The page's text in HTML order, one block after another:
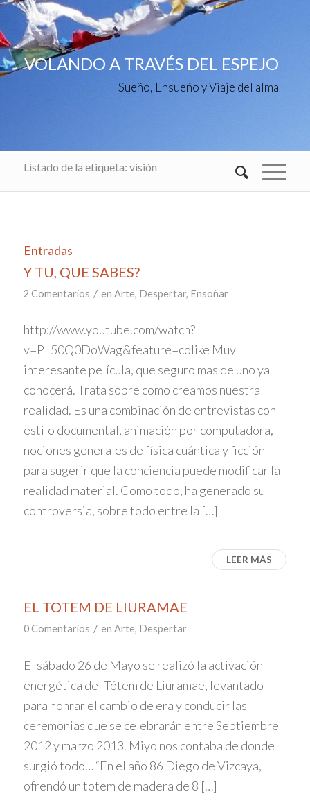
VOLANDO A TRAVÉS DEL ESPEJO
Sueño, Ensueño y Viaje del alma
Listado de la etiqueta: visión
Entradas
Y TU, QUE SABES?
2 Comentarios / en Arte, Despertar, Ensoñar
http://www.youtube.com/watch?
v=PL50Q0DoWag&feature=colike Muy
interesante película, que seguro mas de uno ya
conocerá. Trata sobre como creamos nuestra
realidad. Es una combinación de entrevistas con
estilo documental, animación por computadora,
nociones generales de física cuántica y ficción
para sugerir que la conciencia puede modificar la
realidad material. Como todo, ha generado su
controversia, sobre todo entre la […]
LEER MÁS
EL TOTEM DE LIURAMAE
0 Comentarios / en Arte, Despertar
El sábado 26 de Mayo se realizó la activación
energética del Tótem de Liuramae, levantado
para honrar el cambio de era y conducir las
ceremonias que se celebrarán entre Septiembre
2012 y marzo 2013. Miyo nos contaba de donde
surgió todo… “En el año 86 Diego de Vizcaya,
ofrendó un totem de madera de 8 […]